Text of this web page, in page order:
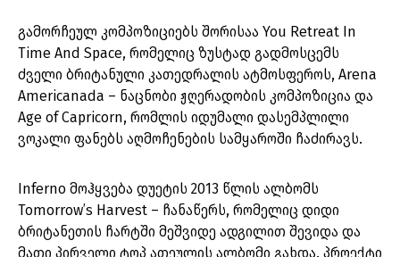
გამორჩეულ კომპოზიციებს შორისაა You Retreat In
Time And Space, რომელიც ზუსტად გადმოსცემს
ძველი ბრიტანული კათედრალის ატმოსფეროს, Arena
Americanada – ნაცნობი ჟღერადობის კომპოზიცია და
Age of Capricorn, რომლის იდუმალი დასემპლილი
ვოკალი ფანებს აღმოჩენების სამყაროში ჩაძირავს.
Inferno მოჰყვება დუეტის 2013 წლის ალბომს
Tomorrow’s Harvest – ჩანაწერს, რომელიც დიდი
ბრიტანეთის ჩარტში მეშვიდე ადგილით შევიდა და
მათი პირველი ტოპ ათეულის ალბომი გახდა. პროექტი